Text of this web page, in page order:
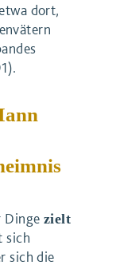
dort,
Dinge zielt
sich
sich die